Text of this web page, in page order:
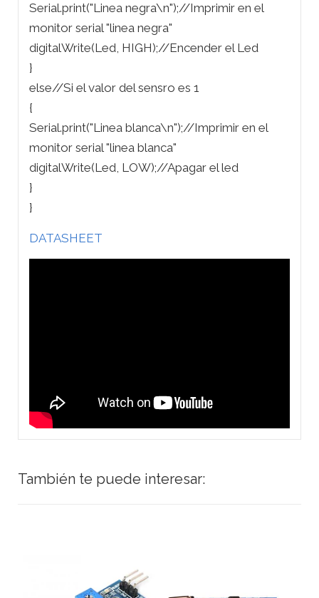
Serial.print("Linea negra\n");//Imprimir en el
monitor serial "linea negra"
digitalWrite(Led, HIGH);//Encender el Led
}
else//Si el valor del sensro es 1
{
Serial.print("Linea blanca\n");//Imprimir en el
monitor serial "linea blanca"
digitalWrite(Led, LOW);//Apagar el led
}
}
DATASHEET
También te puede interesar: